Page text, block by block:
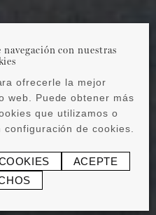
con nuestras
ofrecerle la mejor
web. Puede obtener más
que utilizamos o
de cookies.
ACEPTE